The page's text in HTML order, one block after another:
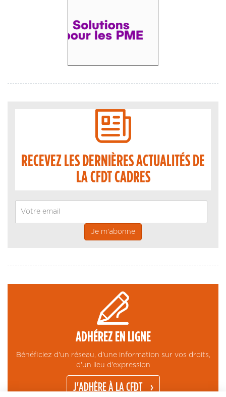
RECEVEZ LES DERNIÈRES ACTUALITÉS DE
LA CFDT CADRES
ADHÉREZ EN LIGNE
Bénéficiez d'un réseau, d'une information sur vos droits,
d'un lieu d'expression
J'ADHÈRE À LA CFDT